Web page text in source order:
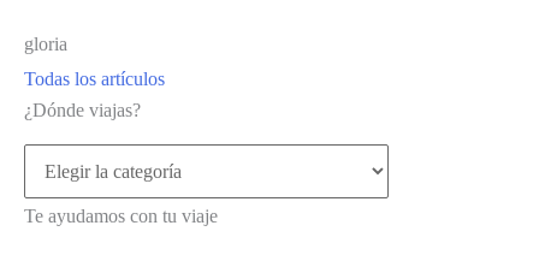
gloria
Todas los artículos
¿Dónde viajas?
¿Dónde
viajas?
Te ayudamos con tu viaje